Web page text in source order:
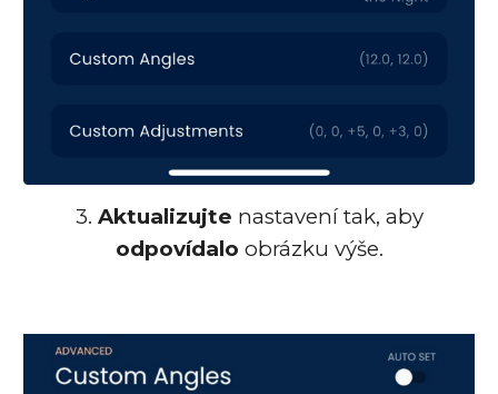
3. Aktualizujte nastavení tak, aby
odpovídalo obrázku výše.